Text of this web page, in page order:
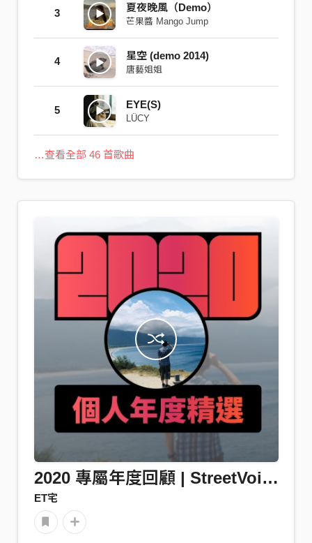
3 夏夜晚風（Demo）
芒果醬 Mango Jump
4 星空 (demo 2014)
唐藝姐姐
5 EYE(S)
LÜCY
…查看全部 46 首歌曲
2020 專屬年度回顧 | StreetVoice 街聲
ET宅